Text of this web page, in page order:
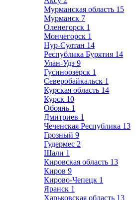
Мурманская область 15
Мурманск 7
Оленегорск 1
Мончегорск 1
Нур-Султан 14
Республика Бурятия 14
Улан-Удэ 9
Гусиноозерск 1
Северобайкальск 1
Курская область 14
Курск 10
Обоянь 1
Дмитриев 1
Чеченская Республика 13
Грозный 9
Гудермес 2
Шали 1
Кировская область 13
Киров 9
Кирово-Чепецк 1
Яранск 1
Харьковская область 13